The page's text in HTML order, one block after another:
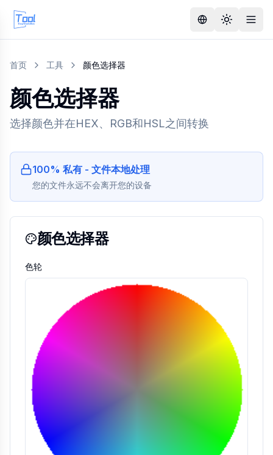
首页 工具 颜色选择器
颜色选择器
选择颜色并在HEX、RGB和HSL之间转换
100% 私有 - 文件本地处理
您的文件永远不会离开您的设备
颜色选择器
色轮